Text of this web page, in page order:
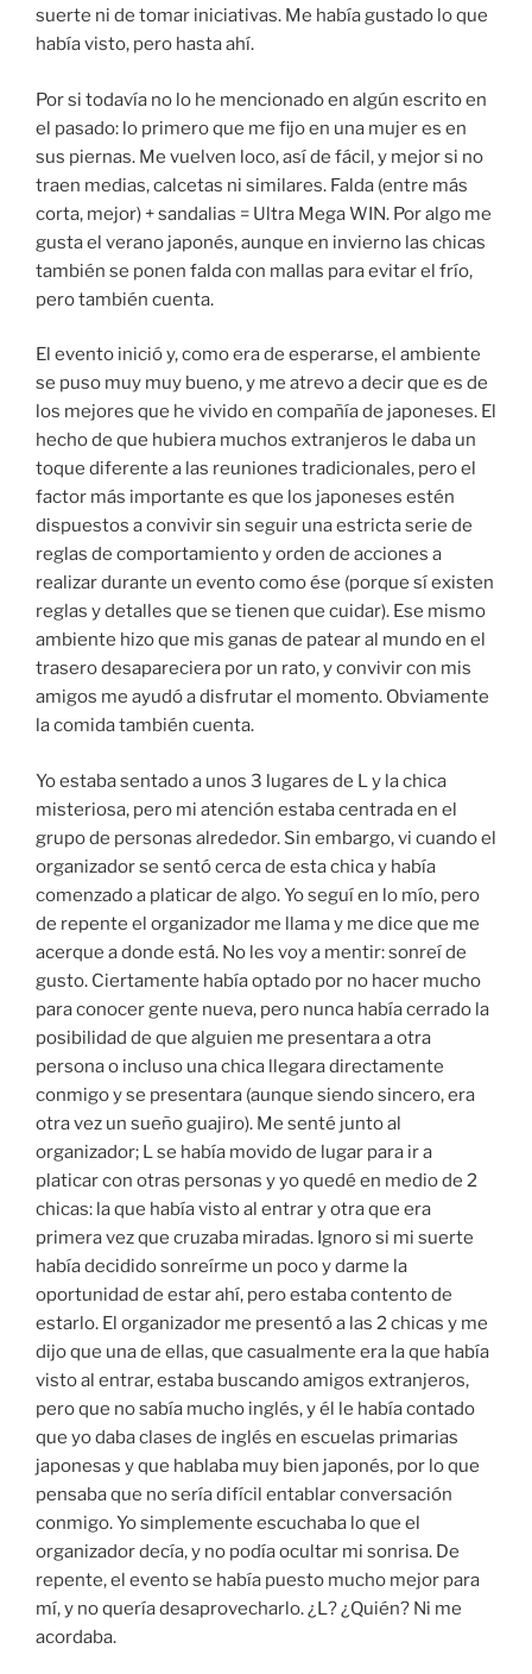
suerte ni de tomar iniciativas. Me había gustado lo que
había visto, pero hasta ahí.
Por si todavía no lo he mencionado en algún escrito en
el pasado: lo primero que me fijo en una mujer es en
sus piernas. Me vuelven loco, así de fácil, y mejor si no
traen medias, calcetas ni similares. Falda (entre más
corta, mejor) + sandalias = Ultra Mega WIN. Por algo me
gusta el verano japonés, aunque en invierno las chicas
también se ponen falda con mallas para evitar el frío,
pero también cuenta.
El evento inició y, como era de esperarse, el ambiente
se puso muy muy bueno, y me atrevo a decir que es de
los mejores que he vivido en compañía de japoneses. El
hecho de que hubiera muchos extranjeros le daba un
toque diferente a las reuniones tradicionales, pero el
factor más importante es que los japoneses estén
dispuestos a convivir sin seguir una estricta serie de
reglas de comportamiento y orden de acciones a
realizar durante un evento como ése (porque sí existen
reglas y detalles que se tienen que cuidar). Ese mismo
ambiente hizo que mis ganas de patear al mundo en el
trasero desapareciera por un rato, y convivir con mis
amigos me ayudó a disfrutar el momento. Obviamente
la comida también cuenta.
Yo estaba sentado a unos 3 lugares de L y la chica
misteriosa, pero mi atención estaba centrada en el
grupo de personas alrededor. Sin embargo, vi cuando el
organizador se sentó cerca de esta chica y había
comenzado a platicar de algo. Yo seguí en lo mío, pero
de repente el organizador me llama y me dice que me
acerque a donde está. No les voy a mentir: sonreí de
gusto. Ciertamente había optado por no hacer mucho
para conocer gente nueva, pero nunca había cerrado la
posibilidad de que alguien me presentara a otra
persona o incluso una chica llegara directamente
conmigo y se presentara (aunque siendo sincero, era
otra vez un sueño guajiro). Me senté junto al
organizador; L se había movido de lugar para ir a
platicar con otras personas y yo quedé en medio de 2
chicas: la que había visto al entrar y otra que era
primera vez que cruzaba miradas. Ignoro si mi suerte
había decidido sonreírme un poco y darme la
oportunidad de estar ahí, pero estaba contento de
estarlo. El organizador me presentó a las 2 chicas y me
dijo que una de ellas, que casualmente era la que había
visto al entrar, estaba buscando amigos extranjeros,
pero que no sabía mucho inglés, y él le había contado
que yo daba clases de inglés en escuelas primarias
japonesas y que hablaba muy bien japonés, por lo que
pensaba que no sería difícil entablar conversación
conmigo. Yo simplemente escuchaba lo que el
organizador decía, y no podía ocultar mi sonrisa. De
repente, el evento se había puesto mucho mejor para
mí, y no quería desaprovecharlo. ¿L? ¿Quién? Ni me
acordaba.